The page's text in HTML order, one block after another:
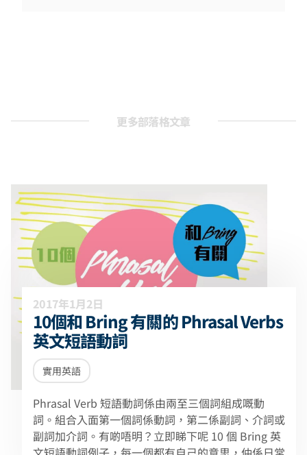
更多部落格文章
2017年1月2日
10個和 Bring 有關的 Phrasal Verbs
英文短語動詞
實用英語
Phrasal Verb 短語動詞係由兩至三個詞組成嘅動
詞。組合入面第一個詞係動詞，第二係副詞、介詞或
副詞加介詞。有啲唔明？立即睇下呢 10 個 Bring 英